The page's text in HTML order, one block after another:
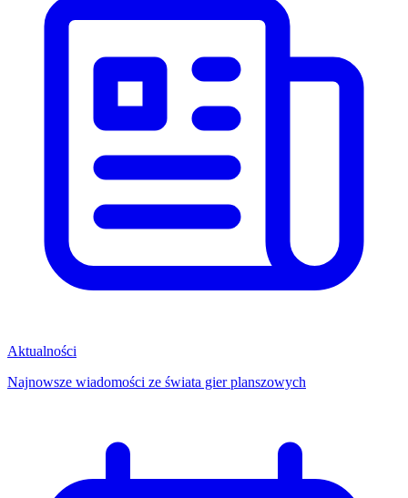
Aktualności
Najnowsze wiadomości ze świata gier planszowych